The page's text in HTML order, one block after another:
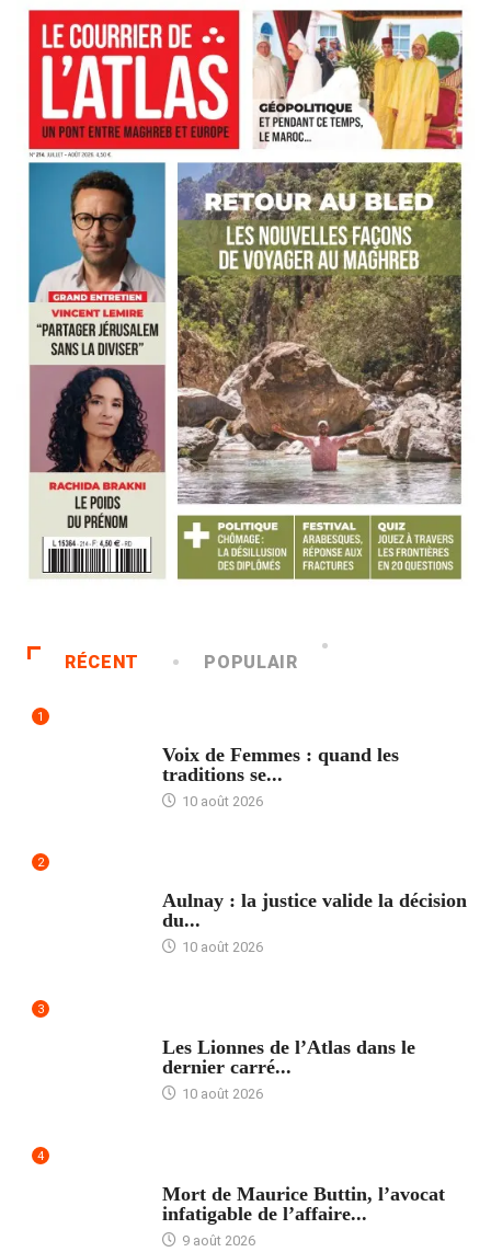
RÉCENT POPULAIR
1
Voix de Femmes : quand les
traditions se...
10 août 2026
2
Aulnay : la justice valide la décision
du...
10 août 2026
3
Les Lionnes de l’Atlas dans le
dernier carré...
10 août 2026
4
Mort de Maurice Buttin, l’avocat
infatigable de l’affaire...
9 août 2026